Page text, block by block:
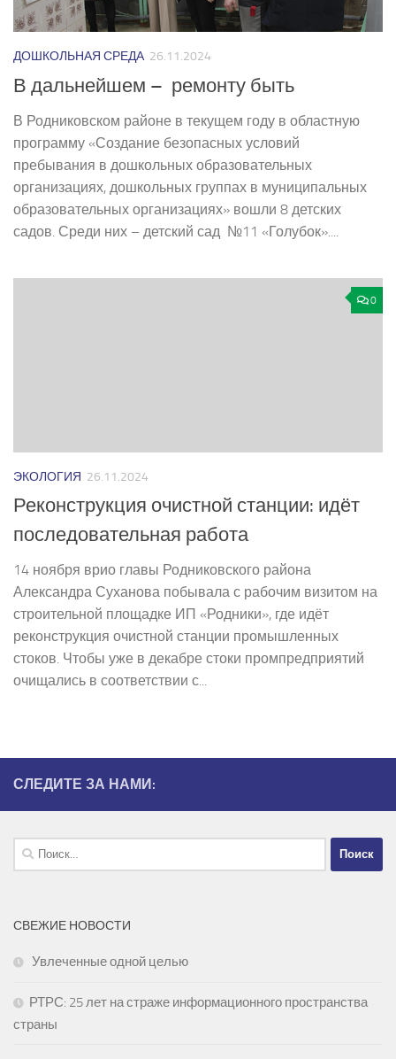
ДОШКОЛЬНАЯ СРЕДА 26.11.2024
В дальнейшем – ремонту быть
В Родниковском районе в текущем году в областную
программу «Создание безопасных условий
пребывания в дошкольных образовательных
организациях, дошкольных группах в муниципальных
образовательных организациях» вошли 8 детских
садов. Среди них – детский сад №11 «Голубок»....
0
ЭКОЛОГИЯ 26.11.2024
Реконструкция очистной станции: идёт
последовательная работа
14 ноября врио главы Родниковского района
Александра Суханова побывала с рабочим визитом на
строительной площадке ИП «Родники», где идёт
реконструкция очистной станции промышленных
стоков. Чтобы уже в декабре стоки промпредприятий
очищались в соответствии с...
СЛЕДИТЕ ЗА НАМИ:
Найти:
СВЕЖИЕ НОВОСТИ
Увлеченные одной целью
РТРС: 25 лет на страже информационного пространства
страны